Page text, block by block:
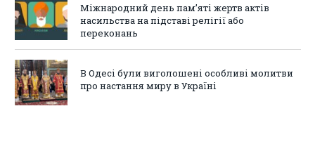
Міжнародний день пам’яті жертв актів
насильства на підставі релігії або
переконань
В Одесі були виголошені особливі молитви
про настання миру в Україні